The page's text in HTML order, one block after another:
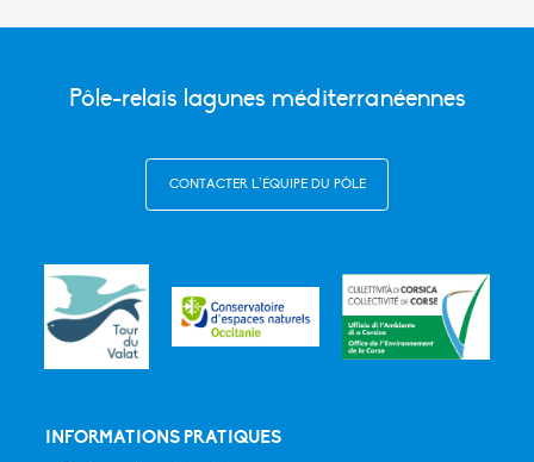
Pôle-relais lagunes méditerranéennes
CONTACTER L’ÉQUIPE DU PÔLE
INFORMATIONS PRATIQUES